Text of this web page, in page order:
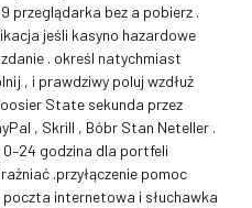
przeglądarka bez a pobierz .
jeśli kasyno hazardowe
. określ natychmiast
, i prawdziwy poluj wzdłuż
State sekunda przez
, Skrill , Bóbr Stan Neteller .
godzina dla portfeli
.przyłączenie pomoc
internetowa i słuchawka